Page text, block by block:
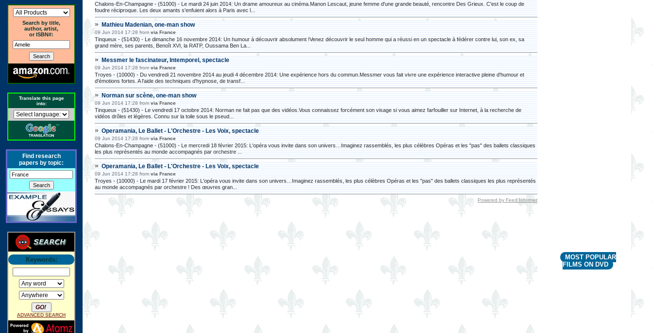
Search by title,
author, artist,
or ISBN#:
Translate this page
into:
Find research
papers by topic:
Keywords:
ADVANCED SEARCH
MOST POPULAR
FILMS ON DVD
Chalons-En-Champagne - (51000) - Le mardi 24 juin 2014: Un drame amoureux au cinéma.Manon Lescaut, jeune femme d'une grande beauté, rencontre Des Grieux. C'est le coup de
foudre réciproque. Les deux amants s'enfuient alors à Paris avec l...
» Mathieu Madenian, one-man show
09 Jun 2014 17:28 from via France
Tinqueux - (51430) - Le dimanche 16 novembre 2014: Un humour à découvrir absolument !Venez découvrir le seul homme qui a réussi en un spectacle à fédérer contre lui, son ex, sa
grand mère, ses parents, Benoît XVI, la RATP, Oussama Ben La...
» Messmer le fascinateur, Intemporel, spectacle
09 Jun 2014 17:28 from via France
Troyes - (10000) - Du vendredi 21 novembre 2014 au jeudi 4 décembre 2014: Une expérience hors du commun.Messmer vous fait vivre une expérience interactive pleine d'humour et
d'émotions fortes. A l'aide des techniques d'hypnose, de transf...
» Norman sur scène, one-man show
09 Jun 2014 17:28 from via France
Tinqueux - (51430) - Le vendredi 17 octobre 2014: Norman ne fait pas que des vidéos.Vous connaissez forcément son visage si vous aimez farfouiller sur Internet, à la recherche de
vidéos drôles et légères. Connu sur la toile sous le pseud...
» Operamania, Le Ballet - L'Orchestre - Les Voix, spectacle
09 Jun 2014 17:28 from via France
Chalons-En-Champagne - (51000) - Le mercredi 18 février 2015: L'opéra vous invite dans son univers…Imaginez rassemblés, les plus célèbres Opéras et les "pas" des ballets classiques
les plus représentés au monde accompagnés par orchestre ...
» Operamania, Le Ballet - L'Orchestre - Les Voix, spectacle
09 Jun 2014 17:28 from via France
Troyes - (10000) - Le mardi 17 février 2015: L'opéra vous invite dans son univers…Imaginez rassemblés, les plus célèbres Opéras et les "pas" des ballets classiques les plus représentés
au monde accompagnés par orchestre ! Des œuvres gran...
Powered by Feed Informer